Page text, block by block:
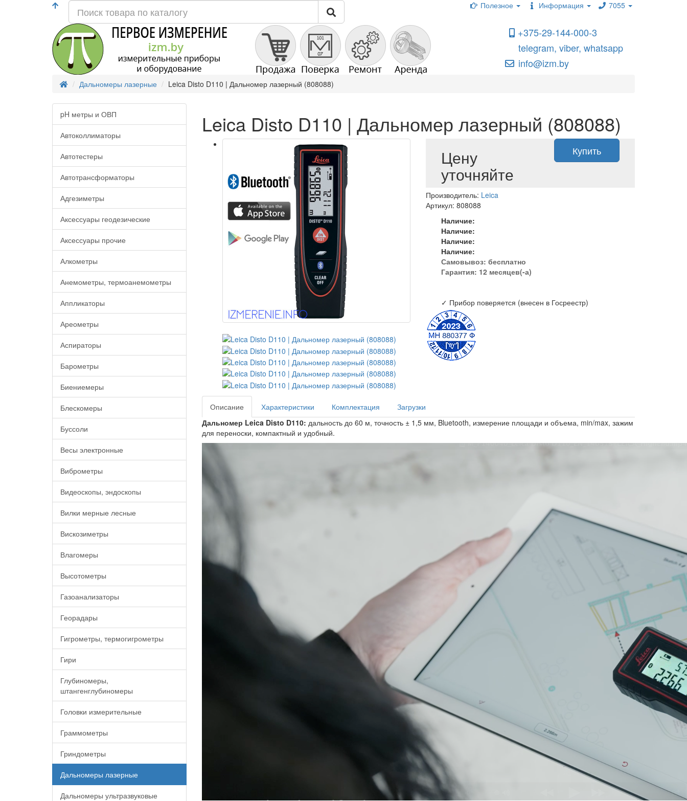
Полезное Информация 7055
+375-29-144-000-3
telegram, viber, whatsapp
info@izm.by
Дальномеры лазерные Leica Disto D110 | Дальномер лазерный (808088)
pH метры и ОВП
Автоколлиматоры
Автотестеры
Автотрансформаторы
Адгезиметры
Аксессуары геодезические
Аксессуары прочие
Алкометры
Анемометры, термоанемометры
Аппликаторы
Ареометры
Аспираторы
Барометры
Биениемеры
Блескомеры
Буссоли
Весы электронные
Виброметры
Видеоскопы, эндоскопы
Вилки мерные лесные
Вискозиметры
Влагомеры
Высотометры
Газоанализаторы
Георадары
Гигрометры, термогигрометры
Гири
Глубиномеры,
штангенглубиномеры
Головки измерительные
Граммометры
Гриндометры
Дальномеры лазерные
Дальномеры ультразвуковые
Leica Disto D110 | Дальномер лазерный (808088)
Цену
уточняйте
Купить
Производитель: Leica
Артикул: 808088
Наличие:
Наличие:
Наличие:
Наличие:
Самовывоз:бесплатно
Гарантия: 12 месяцев(-а)
✓ Прибор поверяется (внесен в Госреестр)
Описание Характеристики Комплектация
Загрузки
Дальномер Leica Disto D110: дальность до 60 м, точность ± 1,5 мм, Bluetooth, измерение площади и объема, min/max, зажим
для переноски, компактный и удобный.